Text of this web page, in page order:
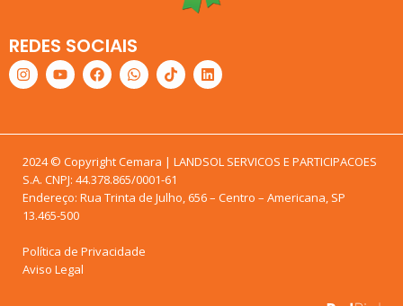
REDES SOCIAIS
2024 © Copyright Cemara | LANDSOL SERVICOS E PARTICIPACOES
S.A. CNPJ: 44.378.865/0001-61
Endereço: Rua Trinta de Julho, 656 – Centro – Americana, SP
13.465-500
Política de Privacidade
Aviso Legal